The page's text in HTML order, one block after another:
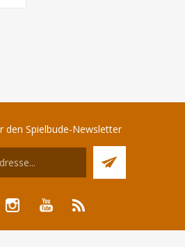
den Spielbude-Newsletter